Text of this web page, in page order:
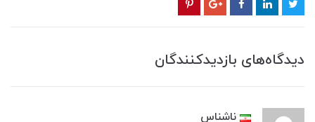
دیدگاه‌های بازدیدکنندگان
ناشناس